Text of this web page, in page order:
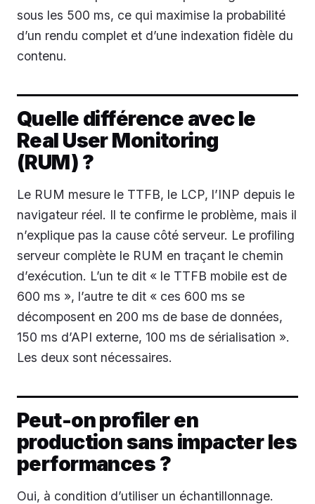
sous les 500 ms, ce qui maximise la probabilité
d’un rendu complet et d’une indexation fidèle du
contenu.
Quelle différence avec le
Real User Monitoring
(RUM) ?
Le RUM mesure le TTFB, le LCP, l’INP depuis le
navigateur réel. Il te confirme le problème, mais il
n’explique pas la cause côté serveur. Le profiling
serveur complète le RUM en traçant le chemin
d’exécution. L’un te dit « le TTFB mobile est de
600 ms », l’autre te dit « ces 600 ms se
décomposent en 200 ms de base de données,
150 ms d’API externe, 100 ms de sérialisation ».
Les deux sont nécessaires.
Peut-on profiler en
production sans impacter les
performances ?
Oui, à condition d’utiliser un échantillonnage.